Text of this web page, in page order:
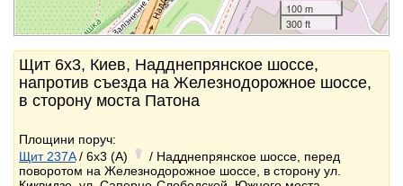
100 m
300 ft
Щит 6x3, Киев, Надднепрянское шоссе,
напротив съезда на Железнодорожное шоссе,
в сторону моста Патона
Площини поруч:
Щит 237A/ 6x3 (A)
/ Надднепрянское шоссе, перед
поворотом на Железнодорожное шоссе, в сторону ул.